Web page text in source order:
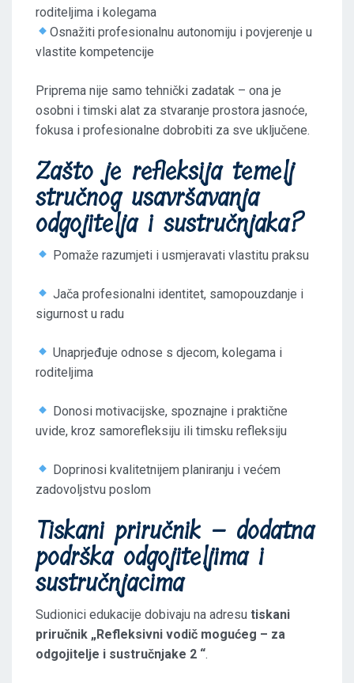
roditeljima i kolegama
Osnažiti profesionalnu autonomiju i povjerenje u
vlastite kompetencije
Priprema nije samo tehnički zadatak – ona je
osobni i timski alat za stvaranje prostora jasnoće,
fokusa i profesionalne dobrobiti za sve uključene.
Zašto je refleksija temelj
stručnog usavršavanja
odgojitelja i sustručnjaka?
Pomaže razumjeti i usmjeravati vlastitu praksu
Jača profesionalni identitet, samopouzdanje i
sigurnost u radu
Unaprjeđuje odnose s djecom, kolegama i
roditeljima
Donosi motivacijske, spoznajne i praktične
uvide, kroz samorefleksiju ili timsku refleksiju
Doprinosi kvalitetnijem planiranju i većem
zadovoljstvu poslom
Tiskani priručnik – dodatna
podrška odgojiteljima i
sustručnjacima
Sudionici edukacije dobivaju na adresu tiskani
priručnik „Refleksivni vodič mogućeg – za
odgojitelje i sustručnjake 2 “.